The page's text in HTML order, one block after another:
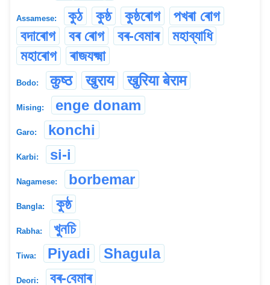
Assamese: কুঠ কুষ্ঠ কুষ্ঠৰোগ
পখৰা ৰোগ
বদাৰোগ
বৰ ৰোগ বৰ-বেমাৰ
মহাব্যাধি
মহাৰোগ
ৰাজযক্ষ্মা
Bodo: कुष्ठ खुराय खुरिया बेराम
Mising: enge donam
Garo: konchi
Karbi: si-i
Nagamese: borbemar
Bangla: কুষ্ঠ
Rabha: খুনচি
Tiwa: Piyadi Shagula
Deori: বৰ-বেমাৰ